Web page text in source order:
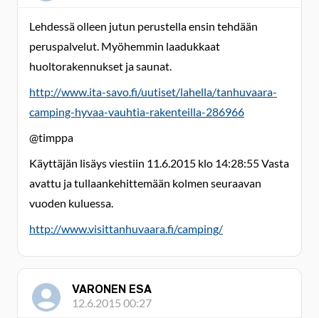
Lehdessä olleen jutun perustella ensin tehdään
peruspalvelut. Myöhemmin laadukkaat
huoltorakennukset ja saunat.
http://www.ita-savo.fi/uutiset/lahella/tanhuvaara-
camping-hyvaa-vauhtia-rakenteilla-286966
@timppa
Käyttäjän lisäys viestiin 11.6.2015 klo 14:28:55 Vasta
avattu ja tullaankehittemään kolmen seuraavan
vuoden kuluessa.
http://www.visittanhuvaara.fi/camping/
VARONEN ESA
12.6.2015 00:27